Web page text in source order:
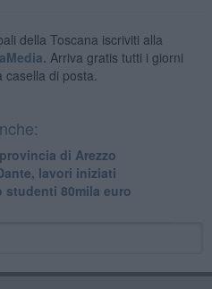
della Toscana iscriviti alla
Arriva gratis tutti i giorni
di posta.
di Arezzo
lavori iniziati
80mila euro